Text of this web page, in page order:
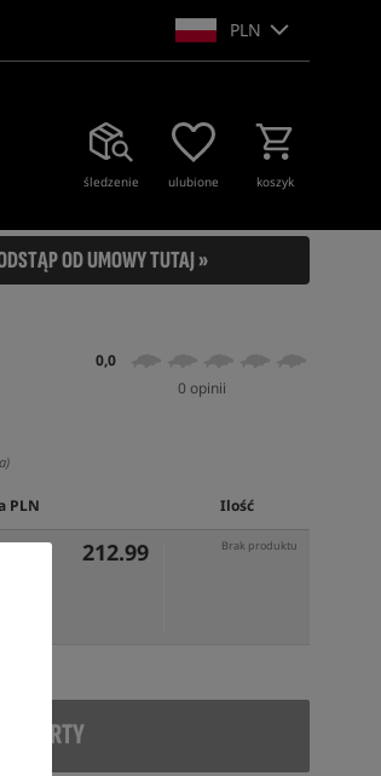
PLN
śledzenie ulubione koszyk
OD UMOWY TUTAJ »
0,0
0 opinii
PLN Ilość
212.99 Brak produktu
OFERTY